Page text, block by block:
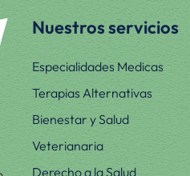
Nuestros servicios
Especialidades Medicas
Terapias Alternativas
Bienestar y Salud
Veterianaria
Derecho a la Salud